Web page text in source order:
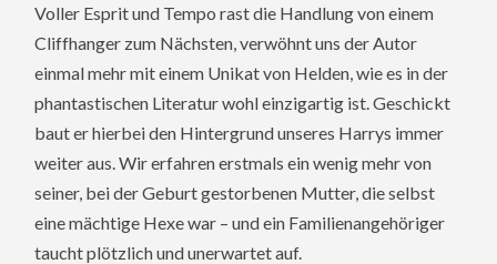
Voller Esprit und Tempo rast die Handlung von einem
Cliffhanger zum Nächsten, verwöhnt uns der Autor
einmal mehr mit einem Unikat von Helden, wie es in der
phantastischen Literatur wohl einzigartig ist. Geschickt
baut er hierbei den Hintergrund unseres Harrys immer
weiter aus. Wir erfahren erstmals ein wenig mehr von
seiner, bei der Geburt gestorbenen Mutter, die selbst
eine mächtige Hexe war – und ein Familienangehöriger
taucht plötzlich und unerwartet auf.